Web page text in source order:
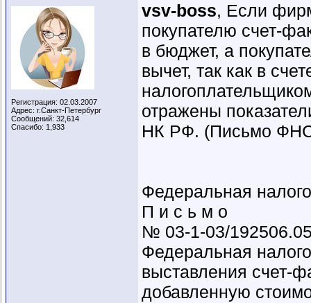
Регистрация: 02.03.2007
Адрес: г.Санкт-Петербург
Сообщений: 32,614
Спасибо: 1,933
vsv-boss, Если
покупателю счет-
в бюджет, а
вычет, так как в
отражены
НК РФ. (Письмо
Федеральная
П и с ь м о
№ 03-1-03/
Федеральная
выставления счет-
добавленную